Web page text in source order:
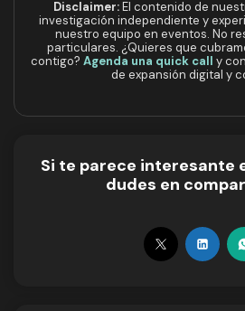
Disclaimer:El contenido de
investigación independiente y
nuestro equipo en eventos. No
particulares. ¿Quieres que
contigo? Agenda una quick call y
de expansión digital y
Si te parece interesante
dudes en